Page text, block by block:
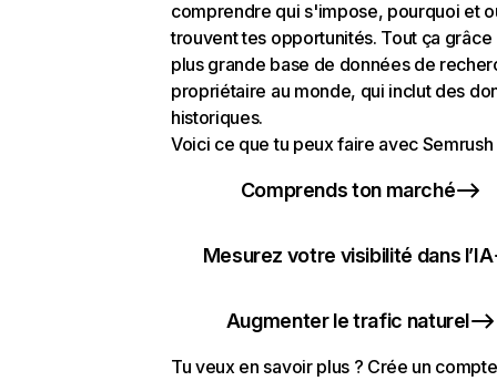
comprendre qui s'impose, pourquoi et
trouvent tes opportunités. Tout ça grâce
plus grande base de données de
propriétaire au monde, qui inclut des
historiques.
Voici ce que tu peux faire avec Semrush
Comprends ton marché
Mesurez votre visibilité dans l’IA
Augmenter le trafic naturel
Tu veux en savoir plus ? Crée un compte